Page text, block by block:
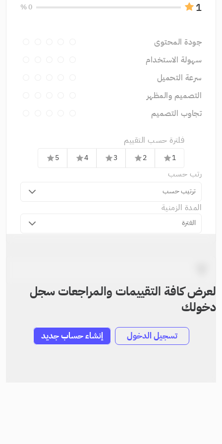
1
0 %
جودة المحتوى
سهولة الاستخدام
سرعة التحميل
التصميم والمظهر
تجاوب التصميم
فلترة حسب التقييم
1
star
2
star
3
star
4
star
5
star
رتب حسب
ترتيب حسب
المدة الزمنية
الفترة
لعرض كافة التقييمات والمراجعات سجل
دخولك
تسجيل الدخول إنشاء حساب جديد